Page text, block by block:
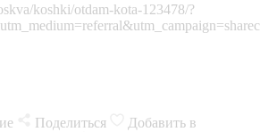
koshki/otdam-kota-123478/?
Поделиться
Добавить в